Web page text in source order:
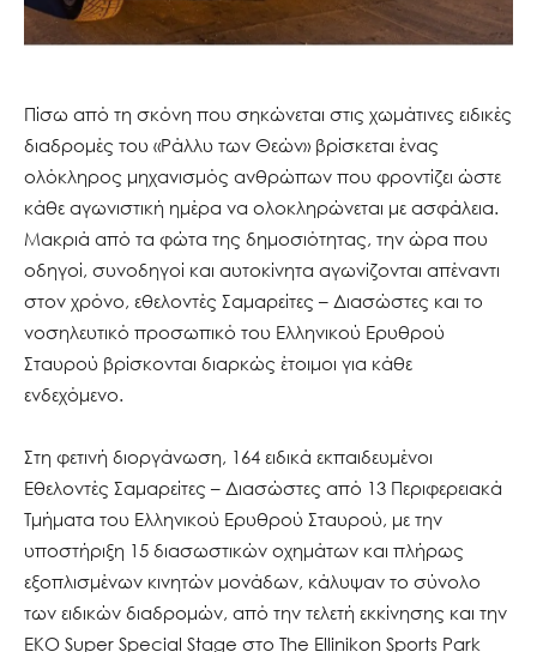
Πίσω από τη σκόνη που σηκώνεται στις χωμάτινες ειδικές
διαδρομές του «Ράλλυ των Θεών» βρίσκεται ένας
ολόκληρος μηχανισμός ανθρώπων που φροντίζει ώστε
κάθε αγωνιστική ημέρα να ολοκληρώνεται με ασφάλεια.
Μακριά από τα φώτα της δημοσιότητας, την ώρα που
οδηγοί, συνοδηγοί και αυτοκίνητα αγωνίζονται απέναντι
στον χρόνο, εθελοντές Σαμαρείτες – Διασώστες και το
νοσηλευτικό προσωπικό του Ελληνικού Ερυθρού
Σταυρού βρίσκονται διαρκώς έτοιμοι για κάθε
ενδεχόμενο.
Στη φετινή διοργάνωση, 164 ειδικά εκπαιδευμένοι
Εθελοντές Σαμαρείτες – Διασώστες από 13 Περιφερειακά
Τμήματα του Ελληνικού Ερυθρού Σταυρού, με την
υποστήριξη 15 διασωστικών οχημάτων και πλήρως
εξοπλισμένων κινητών μονάδων, κάλυψαν το σύνολο
των ειδικών διαδρομών, από την τελετή εκκίνησης και την
EKO Super Special Stage στο The Ellinikon Sports Park